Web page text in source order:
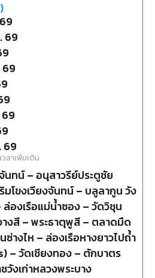
69
69
69
ลาเพิ่มเติม
นทน์ – อนุสาวรีย์ประตูชัย
โขงเวียงจันทน์ – บลูลากูน วัง
ล่องเรือแม่น้ำซอง – วัดวิชุน
งสี – พระธาตุพูสี – ตลาดมืด
ซ่างไห – ล่องเรือหางยาวไปถ้ำ
– วัดเชียงทอง – ตักบาตร
วังเก่าหลวงพระบาง